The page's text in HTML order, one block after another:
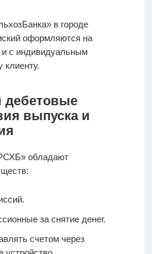
в городе
оформляются на
с индивидуальным
клиенту.
дебетовые
выпуска и
обладают
за снятие денег.
счетом через